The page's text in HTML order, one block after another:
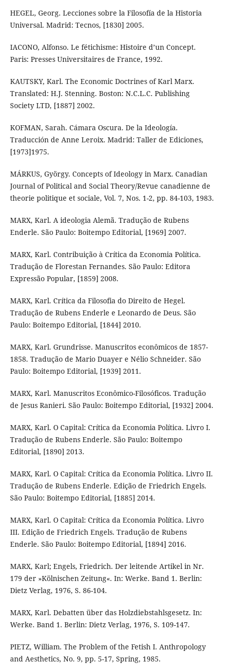
HEGEL, Georg. Lecciones sobre la Filosofía de la Historia
Universal. Madrid: Tecnos, [1830] 2005.
IACONO, Alfonso. Le fétichisme: Histoire d’un Concept.
Paris: Presses Universitaires de France, 1992.
KAUTSKY, Karl. The Economic Doctrines of Karl Marx.
Translated: H.J. Stenning. Boston: N.C.L.C. Publishing
Society LTD, [1887] 2002.
KOFMAN, Sarah. Cámara Oscura. De la Ideología.
Traducción de Anne Leroix. Madrid: Taller de Ediciones,
[1973]1975.
MÁRKUS, György. Concepts of Ideology in Marx. Canadian
Journal of Political and Social Theory/Revue canadienne de
theorie politique et sociale, Vol. 7, Nos. 1-2, pp. 84-103, 1983.
MARX, Karl. A ideologia Alemã. Tradução de Rubens
Enderle. São Paulo: Boitempo Editorial, [1969] 2007.
MARX, Karl. Contribuição à Crítica da Economia Política.
Tradução de Florestan Fernandes. São Paulo: Editora
Expressão Popular, [1859] 2008.
MARX, Karl. Crítica da Filosofia do Direito de Hegel.
Tradução de Rubens Enderle e Leonardo de Deus. São
Paulo: Boitempo Editorial, [1844] 2010.
MARX, Karl. Grundrisse. Manuscritos econômicos de 1857-
1858. Tradução de Mario Duayer e Nélio Schneider. São
Paulo: Boitempo Editorial, [1939] 2011.
MARX, Karl. Manuscritos Econômico-Filosóficos. Tradução
de Jesus Ranieri. São Paulo: Boitempo Editorial, [1932] 2004.
MARX, Karl. O Capital: Crítica da Economia Política. Livro I.
Tradução de Rubens Enderle. São Paulo: Boitempo
Editorial, [1890] 2013.
MARX, Karl. O Capital: Crítica da Economia Política. Livro II.
Tradução de Rubens Enderle. Edição de Friedrich Engels.
São Paulo: Boitempo Editorial, [1885] 2014.
MARX, Karl. O Capital: Crítica da Economia Política. Livro
III. Edição de Friedrich Engels. Tradução de Rubens
Enderle. São Paulo: Boitempo Editorial, [1894] 2016.
MARX, Karl; Engels, Friedrich. Der leitende Artikel in Nr.
179 der »Kölnischen Zeitung«. In: Werke. Band 1. Berlin:
Dietz Verlag, 1976, S. 86-104.
MARX, Karl. Debatten über das Holzdiebstahlsgesetz. In:
Werke. Band 1. Berlin: Dietz Verlag, 1976, S. 109-147.
PIETZ, William. The Problem of the Fetish I. Anthropology
and Aesthetics, No. 9, pp. 5-17, Spring, 1985.